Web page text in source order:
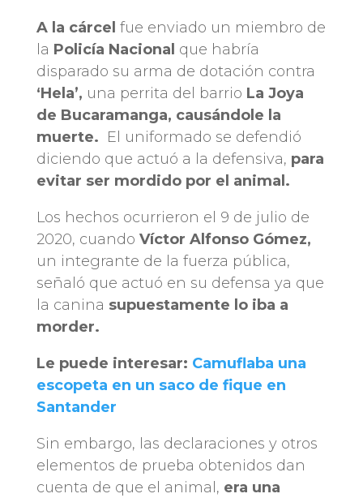
A la cárcel fue enviado un miembro de
la Policía Nacional que habría
disparado su arma de dotación contra
‘Hela’, una perrita del barrio La Joya
de Bucaramanga, causándole la
muerte. El uniformado se defendió
diciendo que actuó a la defensiva, para
evitar ser mordido por el animal.
Los hechos ocurrieron el 9 de julio de
2020, cuando Víctor Alfonso Gómez,
un integrante de la fuerza pública,
señaló que actuó en su defensa ya que
la canina supuestamente lo iba a
morder.
Le puede interesar: Camuflaba una
escopeta en un saco de fique en
Santander
Sin embargo, las declaraciones y otros
elementos de prueba obtenidos dan
cuenta de que el animal, era una